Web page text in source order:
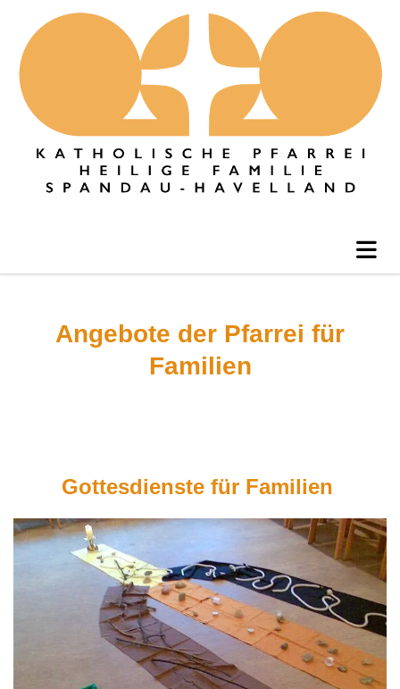
Angebote der Pfarrei für
Familien
Gottesdienste für Familien